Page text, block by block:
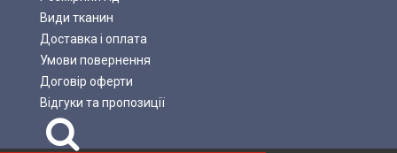
Види тканин
Доставка і оплата
Умови повернення
Договір оферти
Відгуки та пропозиції